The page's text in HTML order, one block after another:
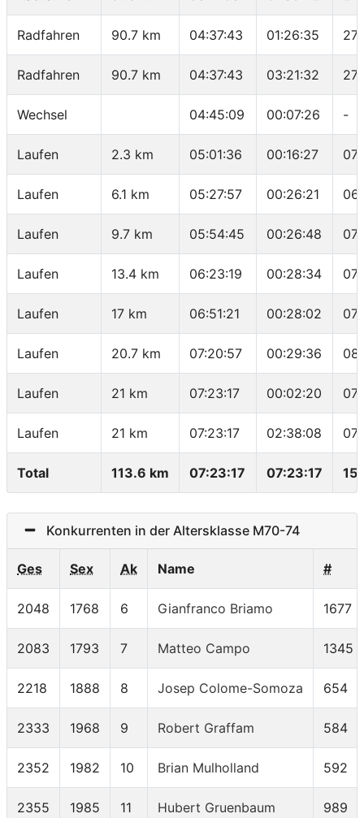
Radfahren 90.7 km 04:37:43 01:26:35
Radfahren 90.7 km 04:37:43 03:21:32 27
Wechsel 04:45:09 00:07:26 -
Laufen 2.3 km 05:01:36 00:16:27
Laufen 6.1 km 05:27:57 00:26:21
Laufen 9.7 km 05:54:45 00:26:48
Laufen 13.4 km 06:23:19 00:28:34
Laufen 17 km 06:51:21 00:28:02
Laufen 20.7 km 07:20:57 00:29:36
Laufen 21 km 07:23:17 00:02:20
Laufen 21 km 07:23:17 02:38:08
Total 113.6 km 07:23:17 07:23:17
Konkurrenten in der Altersklasse M70-74
Ges Sex Ak Name #
2048 1768 6 Gianfranco Briamo 1677
2083 1793 7 Matteo Campo 1345
2218 1888 8 Josep Colome-Somoza 654
2333 1968 9 Robert Graffam 584
2352 1982 10 Brian Mulholland 592
2355 1985 11 Hubert Gruenbaum 989